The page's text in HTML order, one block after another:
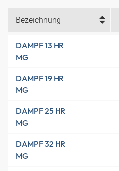
Bezeichnung
DAMPF 13 HR
MG
DAMPF 19 HR
MG
DAMPF 25 HR
MG
DAMPF 32 HR
MG